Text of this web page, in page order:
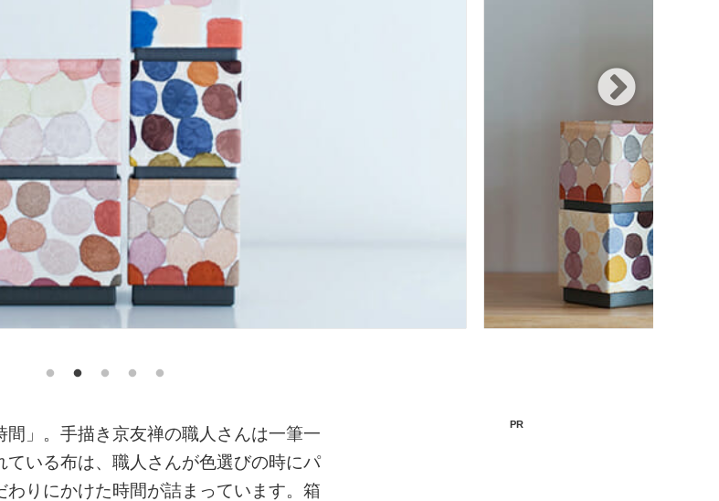
」。手描き京友禅の職人さんは一筆一
いる布は、職人さんが色選びの時にパ
りにかけた時間が詰まっています。箱
PR